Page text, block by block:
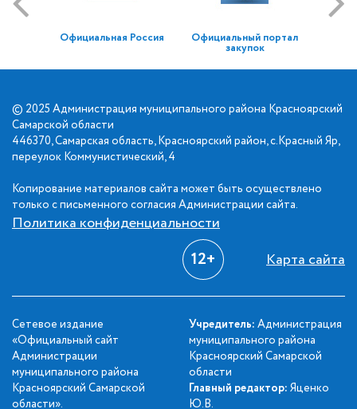
Официальная Россия Официальный портал
закупок
© 2025 Администрация муниципального района Красноярский
Самарской области
446370, Самарская область, Красноярский район, с.Красный Яр,
переулок Коммунистический, 4
Копирование материалов сайта может быть осуществлено
только с письменного согласия Администрации сайта.
Политика конфиденциальности
12+ Карта сайта
Сетевое издание
«Официальный сайт
Администрации
муниципального района
Красноярский Самарской
области».
Учредитель: Администрация
муниципального района
Красноярский Самарской
области
Главный редактор: Яценко
Ю.В.